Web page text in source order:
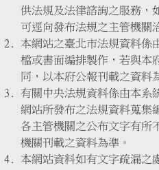
供法規及法律諮詢之服務，
可逕向發布法規之主管機關
本網站之臺北市法規資料係
檔或書面編排製作，若與本
同，以本府公報刊載之資料
有關中央法規資料係由本系
網站所發布之法規資料蒐集
各主管機關之公布文字有所
機關刊載之資料為準。
本網站資料如有文字疏漏之